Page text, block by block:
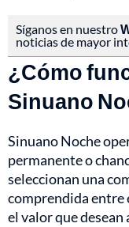
Síganos en nuestro
noticias de mayor
¿Cómo
Sinuano
Sinuano Noche
permanente o
seleccionan una
comprendida entre
el valor que desean